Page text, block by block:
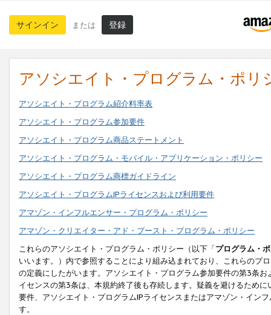
サインイン または 登録
アソシエイト・プログラム・ポリ
アソシエイト・プログラム紹介料率表
アソシエイト・プログラム参加要件
アソシエイト・プログラム商品ステートメント
アソシエイト・プログラム・モバイル・アプリケーション・ポリシー
アソシエイト・プログラム商標ガイドライン
アソシエイト・プログラムIPライセンスおよび利用要件
アマゾン・インフルエンサー・プログラム・ポリシー
アマゾン・クリエイター・アド・ブースト・プログラム・ポリシー
これらのアソシエイト・プログラム・ポリシー（以下「プログラム・
いいます。）内で参照することにより組み込まれており、これらのプ
の定義にしたがいます。アソシエイト・プログラム参加要件の第3条
イセンスの第3条は、本規約終了後も存続します。疑義を避けるため
要件、アソシエイト・プログラムIPライセンスまたはアマゾン・イン
す。